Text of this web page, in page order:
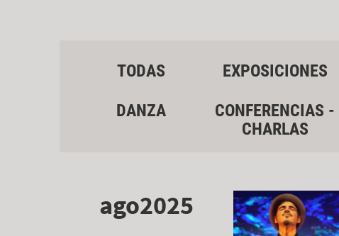
TODAS EXPOSICIONES
DANZA
CONFERENCIAS -
CHARLAS
ago2025